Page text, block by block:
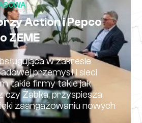
Action i Pepco
ZEME
w zakresie
przemysł i sieci
takie firmy takie jak
czy Żabka, przyspiesza
zaangażowaniu nowych